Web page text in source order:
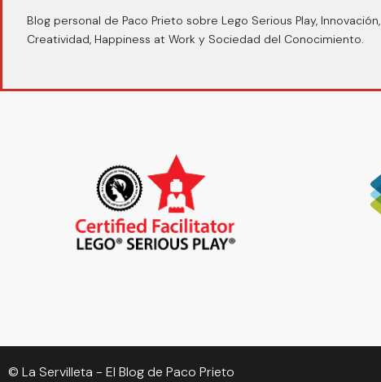
Blog personal de Paco Prieto sobre Lego Serious Play, Innovación,
Creatividad, Happiness at Work y Sociedad del Conocimiento.
© La Servilleta - El Blog de Paco Prieto